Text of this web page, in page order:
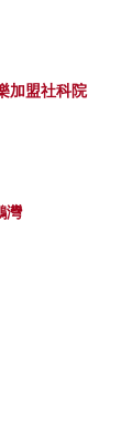
加盟社科院
灣